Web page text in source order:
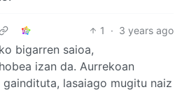
1 · 3 years ago
bigarren saioa,
izan da. Aurrekoan
lasaiago mugitu naiz